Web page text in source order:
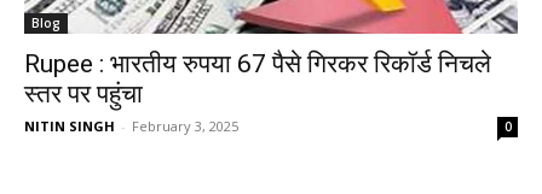
Blog
Rupee : भारतीय रुपया 67 पैसे गिरकर रिकॉर्ड निचले
स्तर पर पहुंचा
NITIN SINGH - February 3, 2025 0